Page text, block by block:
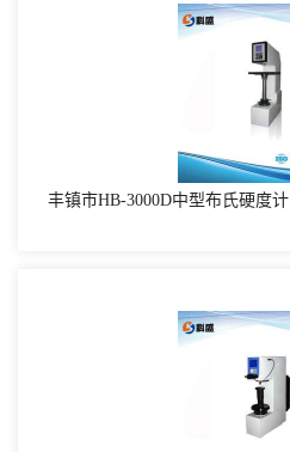
丰镇市HB-3000D中型布氏硬度计